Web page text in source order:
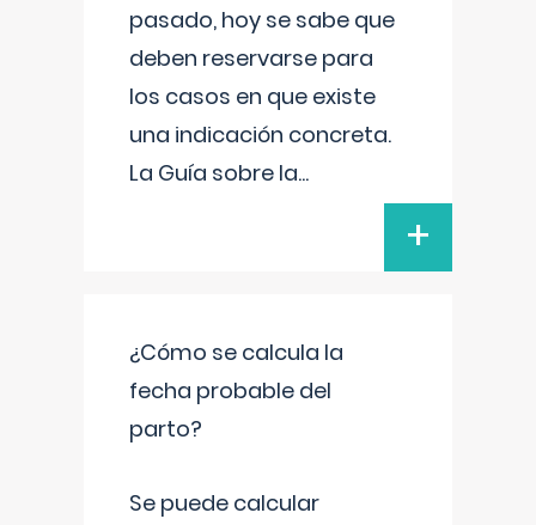
pasado, hoy se sabe que
deben reservarse para
los casos en que existe
una indicación concreta.
La Guía sobre la...
+
¿Cómo se calcula la
fecha probable del
parto?
Se puede calcular